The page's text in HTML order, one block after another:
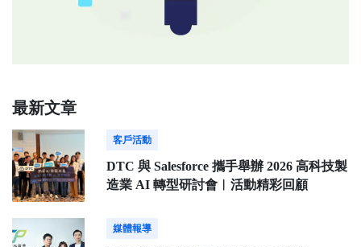
最新文章
客戶活動
DTC 與 Salesforce 攜手舉辦 2026 高科技製
造業 AI 轉型研討會︱活動精彩回顧
媒體報導